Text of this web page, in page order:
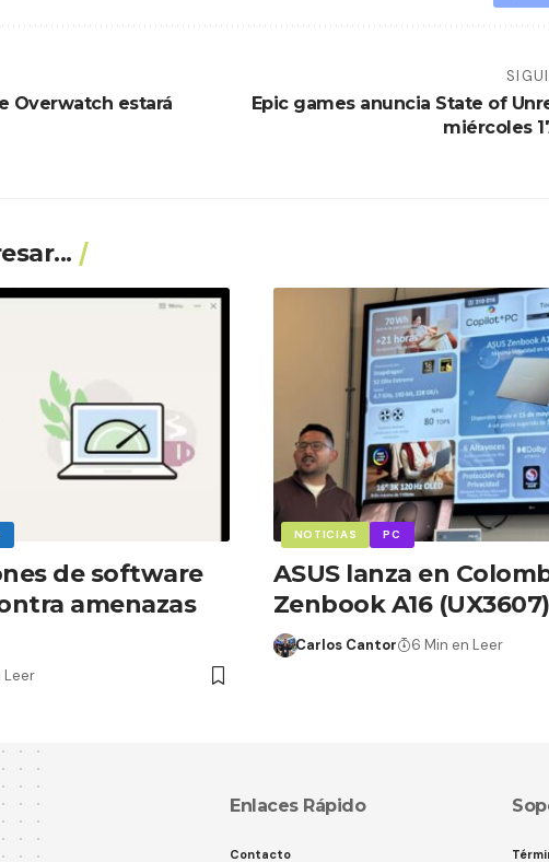
Overwatch estará
Epic games anuncia State of
miércoles
de software
amenazas
Leer
NOTICIAS PC
ASUS lanza en
Zenbook A16 (UX3607)
Carlos Cantor 6 Min en Leer
Enlaces Rápido
Contacto